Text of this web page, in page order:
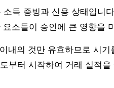
득 증빙과 신용 상태입니
소들이 승인에 큰 영향을
내의 것만 유효하므로 시
부터 시작하여 거래 실적